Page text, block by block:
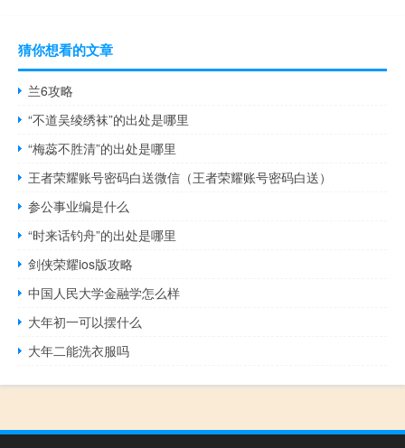
猜你想看的文章
兰6攻略
“不道吴绫绣袜”的出处是哪里
“梅蕊不胜清”的出处是哪里
王者荣耀账号密码白送微信（王者荣耀账号密码白送）
参公事业编是什么
“时来话钓舟”的出处是哪里
剑侠荣耀ios版攻略
中国人民大学金融学怎么样
大年初一可以摆什么
大年二能洗衣服吗